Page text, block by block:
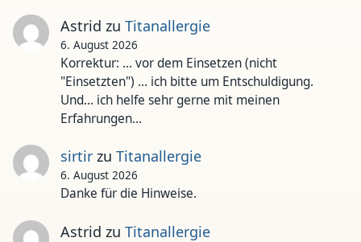
Astrid zu Titanallergie
6. August 2026
Korrektur: ... vor dem Einsetzen (nicht
"Einsetzten") ... ich bitte um Entschuldigung.
Und... ich helfe sehr gerne mit meinen
Erfahrungen…
sirtirzu Titanallergie
6. August 2026
Danke für die Hinweise.
Astrid zu Titanallergie